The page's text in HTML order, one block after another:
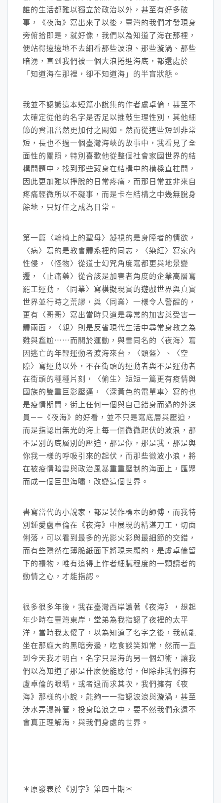
誰的生活都難以獨立於政治以外，甚至有好多破
事，《夜海》寫出來了以後，臺灣的我們才發現身
旁俯拾即是，就好像，我們以為知道了海在那裡，
便站得遠遠地不去細看那些波浪、那些漩渦、那些
暗湧，直到我們被一個大浪捲進海底，都還處於
「知道海在那裡，卻不知道海」的半盲狀態。
我並不認識這本短篇小說集的作者盧卓倫，甚至不
太確定從他的名字是否足以推敲生理性別，其他細
節的資訊當然更加付之闕如。然而從這些短到非常
短，長也不過一個臺灣海峽的故事中，我看見了全
面性的關照，特別喜歡他從整個社會家國世界的結
構問題中，找到那些藏身在結構中的橫樑直柱間，
因此更加難以掙脫的日常疼痛，而那日常並非來自
疼痛輕微所以不礙事，而是卡在結構之中幾無脫身
餘地，只好任之成為日常。
第一篇〈輪椅上的聖母〉凝視的是身障者的情欲，
〈病〉寫的是教會體系裡的同志，〈染紅〉寫家內
性侵，〈怪物〉從道士幻咒角度寫都更與地景變
遷，〈止痛藥〉從合該是加害者角度的企業高層寫
罷工運動，〈同業〉寫模擬現實的遊戲世界與真實
世界並行時之荒謬，與〈同業〉一樣令人警醒的，
更有〈哥哥〉寫出當時只道是尋常的加害與受害一
體兩面，〈親〉則是反省現代生活中尋常身教之為
難與尷尬⋯⋯而關於運動，與書同名的〈夜海〉寫
因逃亡的年輕運動者渡海來台，〈頭盔〉、〈空
隙〉寫運動以外，不在街頭的運動者與不是運動者
在街頭的種種片刻，〈偷生〉短短一篇更有疫情與
國族的雙重巨影壓逼，〈深黃色的電單車〉寫的也
是疫情期間，街上任何一個與自己錯身而過的外送
員——《夜海》的好看，並不只是寫底層與壓迫，
而是指認出無光的海上每一個微微起伏的波浪，那
不是別的底層別的壓迫，那是你，那是我，那是與
你我一樣的呼吸引來的起伏，而那些微波小浪，將
在被疫情暗雲與政治風暴重重壓制的海面上，匯聚
而成一個巨型海嘯，改變這個世界。
書寫當代的小說家，都是製作標本的師傅，而我特
別鍾愛盧卓倫在《夜海》中展現的精湛刀工，切面
俐落，可以看到最多的光影火彩與最細節的交錯，
而有些隱然在薄脆紙面下將現未顯的，是盧卓倫留
下的禮物，唯有追得上作者細膩程度的一顆讀者的
動情之心，才能指認。
很多很多年後，我在臺灣西岸讀著《夜海》，想起
年少時在臺灣東岸，堂弟為我指認了夜裡的太平
洋，當時我太傻了，以為知道了名字之後，我就能
坐在那龐大的黑暗旁邊，吃食談笑如常，然而一直
到今天我才明白，名字只是海的另一個幻術，讓我
們以為知道了那是什麼便能應付，但除非我們擁有
盧卓倫的眼睛，或者退而求其次，我們擁有《夜
海》那樣的小說，能夠一一指認波浪與漩渦，甚至
涉水弄濕褲管，投身暗浪之中，要不然我們永遠不
會真正理解海，與我們身處的世界。
＊原發表於《別字》第四十期＊